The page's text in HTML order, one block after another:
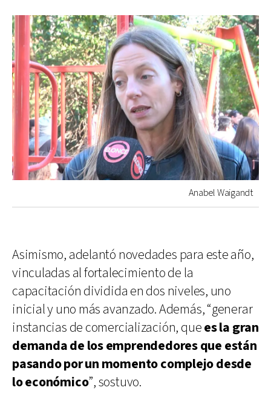
Anabel Waigandt
Asimismo, adelantó novedades para este año,
vinculadas al fortalecimiento de la
capacitación dividida en dos niveles, uno
inicial y uno más avanzado. Además, “generar
instancias de comercialización, quees la gran
demanda de los emprendedores que están
pasando por un momento complejo desde
lo económico”, sostuvo.